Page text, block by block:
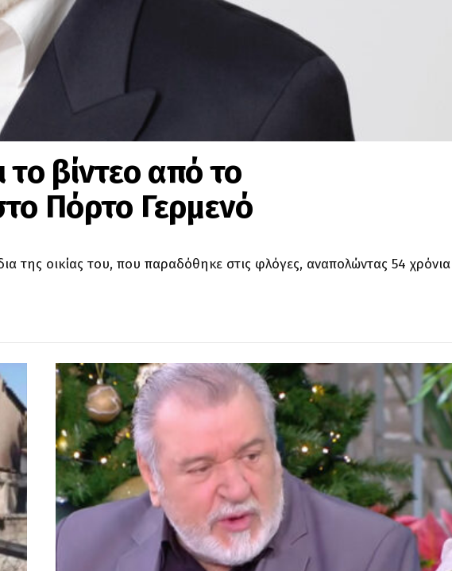
το βίντεο από το
Πόρτο Γερμενό
της οικίας του, που παραδόθηκε στις φλόγες, αναπολώντας 54 χρόνια